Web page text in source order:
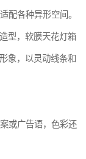
配各种异形空间。
型，软膜天花灯箱
象，以灵动线条和
或广告语，色彩还